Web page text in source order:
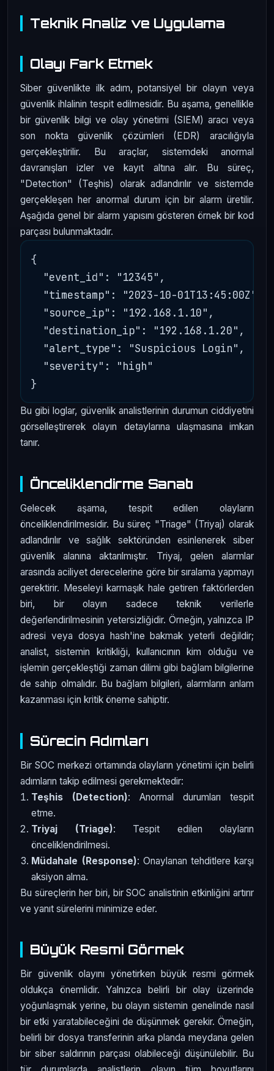
Teknik Analiz ve Uygulama
Olayı Fark Etmek
Siber güvenlikte ilk adım, potansiyel bir olayın veya
güvenlik ihlalinin tespit edilmesidir. Bu aşama, genellikle
bir güvenlik bilgi ve olay yönetimi (SIEM) aracı veya
son nokta güvenlik çözümleri (EDR) aracılığıyla
gerçekleştirilir. Bu araçlar, sistemdeki anormal
davranışları izler ve kayıt altına alır. Bu süreç,
"Detection" (Teşhis) olarak adlandırılır ve sistemde
gerçekleşen her anormal durum için bir alarm üretilir.
Aşağıda genel bir alarm yapısını gösteren örnek bir kod
parçası bulunmaktadır.
{
  "event_id": "12345",
  "timestamp": "2023-10-01T13:45:00Z",
  "source_ip": "192.168.1.10",
  "destination_ip": "192.168.1.20",
  "alert_type": "Suspicious Login",
  "severity": "high"
Bu gibi loglar, güvenlik analistlerinin durumun ciddiyetini
görselleştirerek olayın detaylarına ulaşmasına imkan
tanır.
Önceliklendirme Sanatı
Gelecek aşama, tespit edilen olayların
önceliklendirilmesidir. Bu süreç "Triage" (Triyaj) olarak
adlandırılır ve sağlık sektöründen esinlenerek siber
güvenlik alanına aktarılmıştır. Triyaj, gelen alarmlar
arasında aciliyet derecelerine göre bir sıralama yapmayı
gerektirir. Meseleyi karmaşık hale getiren faktörlerden
biri, bir olayın sadece teknik verilerle
değerlendirilmesinin yetersizliğidir. Örneğin, yalnızca IP
adresi veya dosya hash'ine bakmak yeterli değildir;
analist, sistemin kritikliği, kullanıcının kim olduğu ve
işlemin gerçekleştiği zaman dilimi gibi bağlam bilgilerine
de sahip olmalıdır. Bu bağlam bilgileri, alarmların anlam
kazanması için kritik öneme sahiptir.
Sürecin Adımları
Bir SOC merkezi ortamında olayların yönetimi için belirli
adımların takip edilmesi gerekmektedir:
Teşhis (Detection): Anormal durumları tespit
etme.
Triyaj (Triage): Tespit edilen olayların
önceliklendirilmesi.
Müdahale (Response): Onaylanan tehditlere karşı
aksiyon alma.
Bu süreçlerin her biri, bir SOC analistinin etkinliğini artırır
ve yanıt sürelerini minimize eder.
Büyük Resmi Görmek
Bir güvenlik olayını yönetirken büyük resmi görmek
oldukça önemlidir. Yalnızca belirli bir olay üzerinde
yoğunlaşmak yerine, bu olayın sistemin genelinde nasıl
bir etki yaratabileceğini de düşünmek gerekir. Örneğin,
belirli bir dosya transferinin arka planda meydana gelen
bir siber saldırının parçası olabileceği düşünülebilir. Bu